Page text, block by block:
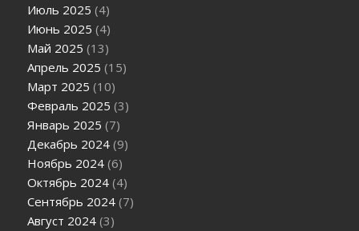
Июль 2025 (4)
Июнь 2025 (4)
Май 2025 (13)
Апрель 2025 (15)
Март 2025 (10)
Февраль 2025 (3)
Январь 2025 (7)
Декабрь 2024 (9)
Ноябрь 2024 (6)
Октябрь 2024 (4)
Сентябрь 2024 (7)
Август 2024 (3)